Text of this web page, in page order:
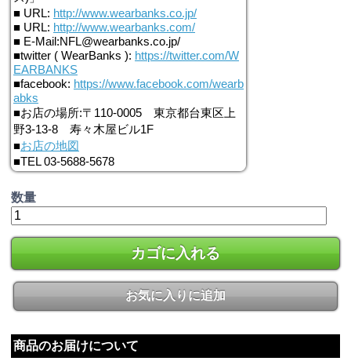
■ URL: http://www.wearbanks.co.jp/
■ URL: http://www.wearbanks.com/
■ E-Mail:NFL@wearbanks.co.jp/
■twitter ( WearBanks ): https://twitter.com/W
EARBANKS
■facebook: https://www.facebook.com/wearb
abks
■お店の場所:〒110-0005 東京都台東区上
野3-13-8 寿々木屋ビル1F
■お店の地図
■TEL 03-5688-5678
数量
カゴに入れる
お気に入りに追加
商品のお届けについて